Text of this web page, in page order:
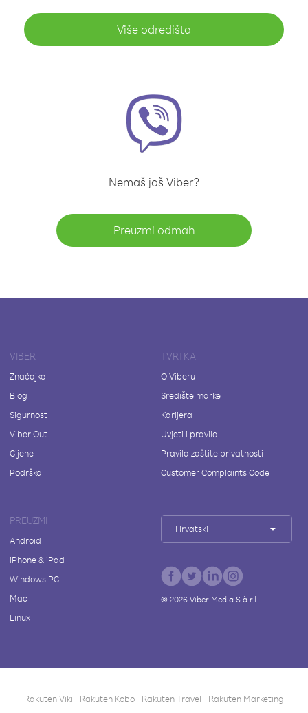
Više odredišta
Nemaš još Viber?
Preuzmi odmah
VIBER
Značajke
Blog
Sigurnost
Viber Out
Cijene
Podrška
TVRTKA
O Viberu
Središte marke
Karijera
Uvjeti i pravila
Pravila zaštite privatnosti
Customer Complaints Code
PREUZMI
Android
iPhone & iPad
Windows PC
Mac
Linux
Hrvatski
© 2026Viber Media S.à r.l.
Rakuten Viki Rakuten Kobo Rakuten Travel Rakuten Marketing